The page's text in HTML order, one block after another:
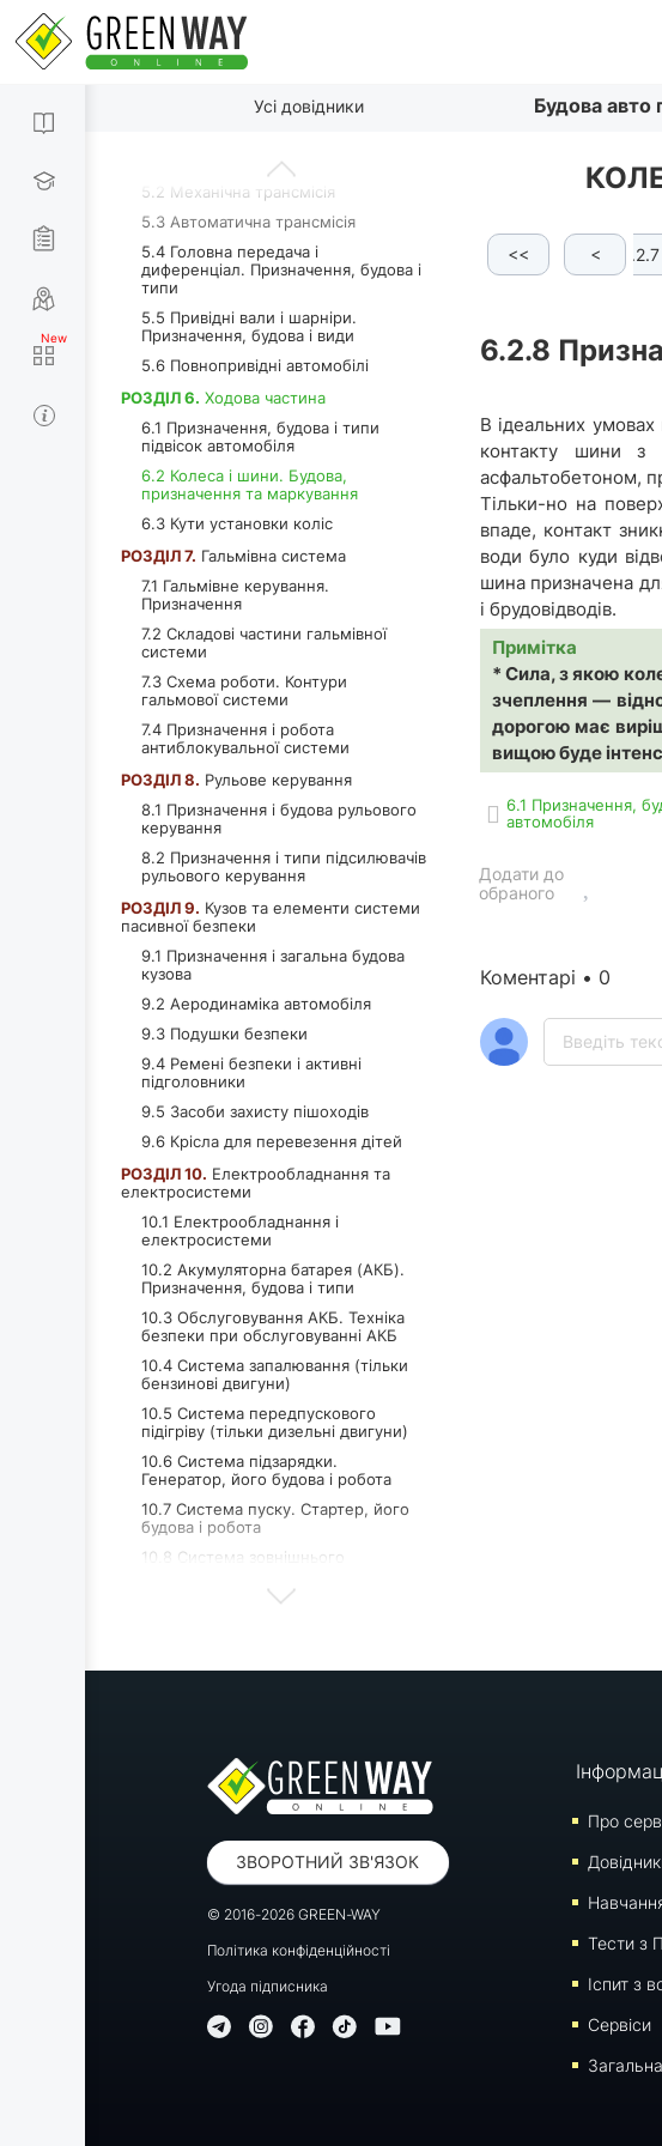
Усі довідники Будова авто
4.11 Система живлення (паливна
система). Основні відмінності
бензинових двигунів від дизельних
5.1 Призначення трансмісії
5.2 Механічна трансмісія
5.3 Автоматична трансмісія
5.4 Головна передача і
диференціал. Призначення, будова і
типи
5.5 Привідні вали і шарніри.
Призначення, будова і види
5.6 Повнопривідні автомобілі
РОЗДІЛ 6. Ходова частина
6.1 Призначення, будова і типи
підвісок автомобіля
6.2 Колеса і шини. Будова,
призначення та маркування
6.3 Кути установки коліс
РОЗДІЛ 7. Гальмівна система
7.1 Гальмівне керування.
Призначення
7.2 Складові частини гальмівної
системи
7.3 Схема роботи. Контури
гальмової системи
7.4 Призначення і робота
антиблокувальної системи
РОЗДІЛ 8. Рульове керування
8.1 Призначення і будова рульового
керування
8.2 Призначення і типи підсилювачів
рульового керування
РОЗДІЛ 9. Кузов та елементи системи
пасивної безпеки
9.1 Призначення і загальна будова
кузова
9.2 Аеродинаміка автомобіля
9.3 Подушки безпеки
9.4 Ремені безпеки і активні
підголовники
9.5 Засоби захисту пішоходів
9.6 Крісла для перевезення дітей
РОЗДІЛ 10. Електрообладнання та
електросистеми
10.1 Електрообладнання і
електросистеми
10.2 Акумуляторна батарея (АКБ).
Призначення, будова і типи
10.3 Обслуговування АКБ. Техніка
безпеки при обслуговуванні АКБ
10.4 Система запалювання (тільки
бензинові двигуни)
10.5 Система передпускового
підігріву (тільки дизельні двигуни)
10.6 Система підзарядки.
Генератор, його будова і робота
10.7 Система пуску. Стартер, його
будова і робота
10.8 Система зовнішнього
10.10 Покажчики та індикатори
Технічне обслуговування
автомобіля
11.1 Запобіжні заходи під час
обслуговування власником
автомобіля
виконувати для підтримки
робочому стані
11.3 Найпростіші операції з
11.4 Графік проведення технічного
<< <
6.2.5.h Камера 6.2.6 Особливості безкамерної шини
6.2.8
В ідеальних
контакту шини з
асфальтобетоном,
Тільки-но на
впаде, контакт
води було куди
шина призначена
і брудовідводів.
Примітка
* Сила, з якою
зчеплення —
дорогою має
вищою буде
6.1 Призначення,
автомобіля
Додати до
обраного
Коментарі • 0
ЗВОРОТНИЙ ЗВ'ЯЗОК
© 2016-2026 GREEN-WAY
Політика конфіденційності
Угода підписника
Про
Тести з
Iспит з
Сервіси